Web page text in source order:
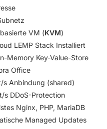
VM (KVM)
LEMP Stack Installiert
Memory Key-Value-Store
Office
s Anbindung (shared)
s DDoS-Protection
Nginx, PHP, MariaDB
Managed Updates